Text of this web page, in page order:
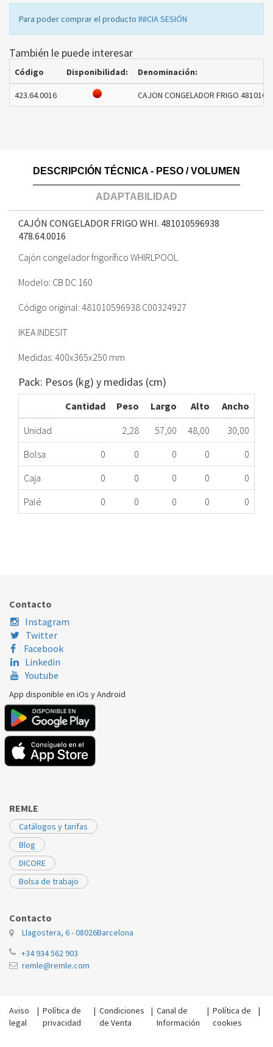
Para poder comprar el producto INICIA SESIÓN
También le puede interesar
Código Disponibilidad: Denominación:
423.64.0016 CAJON CONGELADOR FRIGO
DESCRIPCIÓN TÉCNICA - PESO / VOLUMEN
ADAPTABILIDAD
CAJÓN CONGELADOR FRIGO WHI. 481010596938
478.64.0016
Cajón congelador frigorífico WHIRLPOOL
Modelo: CB DC 160
Código original: 481010596938 C00324927
IKEA INDESIT
Medidas: 400x365x250 mm
Pack: Pesos (kg) y medidas (cm)
Cantidad Peso Largo Alto
Ancho
Unidad
2,28 57,00 48,00
30,00
Bolsa
0 0 0 0
0
Caja
0 0 0 0
0
Palé
0 0 0 0 0
WHIRLPOOL
Contacto
Instagram
Twitter
Facebook
Linkedin
Youtube
App disponible en iOs y Android
REMLE
Catálogos y tarifas
Blog
DICORE
Bolsa de trabajo
Contacto
Llagostera, 6 - 08026Barcelona
+34 934 562 903
remle@remle.com
Aviso
legal
| Política de
privacidad
|Condiciones
de Venta
|Canal de
Información
| Política de
cookies
|